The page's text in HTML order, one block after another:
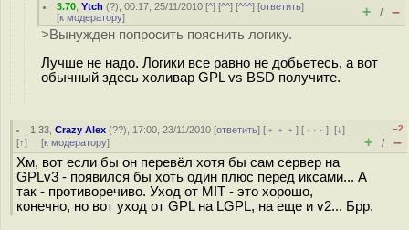
3.70 ,Ytch (?), 00:17, 25/11/2010 [^] [^^] [^^^] [ответить]
[к модератору] + / –
>Вынужден попросить пояснить логику.
Лучше не надо. Логики все равно не добьетесь, а вот
обычный здесь холивар GPL vs BSD получите.
1.33 ,Crazy Alex (??), 17:00, 23/11/2010 [ответить] [ ﹢﹢﹢] [ · · ·][↓]
[↑] [к модератору]
–2
+ / –
Хм, вот если бы он перевёл хотя бы сам сервер на
GPLv3 - появился бы хоть один плюс перед иксами... А
так - противоречиво. Уход от MIT - это хорошо,
конечно, но вот уход от GPL на LGPL, на еще и v2... Брр.